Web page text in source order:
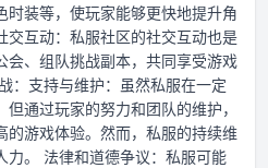
装等，使玩家能够更快地提升角
交互动：私服社区的社交互动也是
会、组队挑战副本，共同享受游戏
：支持与维护：虽然私服在一定
通过玩家的努力和团队的维护，
的游戏体验。然而，私服的持续维
力。 法律和道德争议：私服可能